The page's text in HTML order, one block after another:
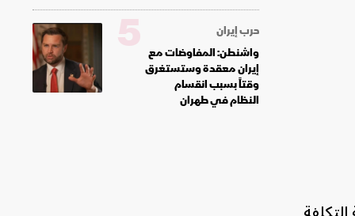
حرب إيران
واشنطن: المفاوضات مع
إيران معقدة وستستغرق
وقتاً بسبب انقسام
النظام في طهران
5